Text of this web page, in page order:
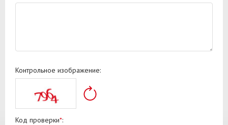
Контрольное изображение:
Код проверки*: